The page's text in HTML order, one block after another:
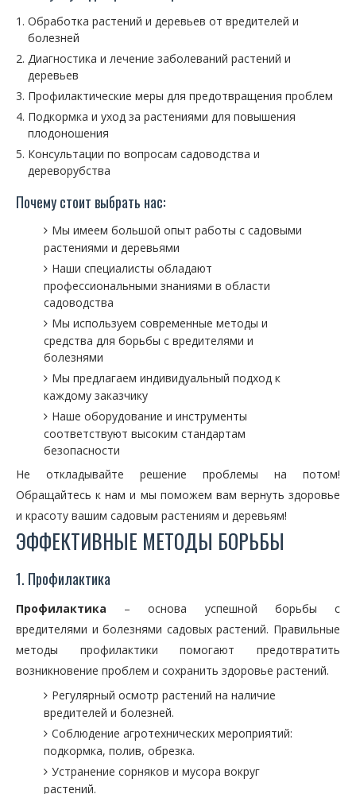
Обработка растений и деревьев от вредителей и
болезней
Диагностика и лечение заболеваний растений и
деревьев
Профилактические меры для предотвращения проблем
Подкормка и уход за растениями для повышения
плодоношения
Консультации по вопросам садоводства и
дереворубства
Почему стоит выбрать нас:
Мы имеем большой опыт работы с садовыми
растениями и деревьями
Наши специалисты обладают
профессиональными знаниями в области
садоводства
Мы используем современные методы и
средства для борьбы с вредителями и
болезнями
Мы предлагаем индивидуальный подход к
каждому заказчику
Наше оборудование и инструменты
соответствуют высоким стандартам
безопасности
Не откладывайте решение проблемы на потом!
Обращайтесь к нам и мы поможем вам вернуть здоровье
и красоту вашим садовым растениям и деревьям!
ЭФФЕКТИВНЫЕ МЕТОДЫ БОРЬБЫ
1. Профилактика
Профилактика – основа успешной борьбы с
вредителями и болезнями садовых растений. Правильные
методы профилактики помогают предотвратить
возникновение проблем и сохранить здоровье растений.
Регулярный осмотр растений на наличие
вредителей и болезней.
Соблюдение агротехнических мероприятий:
подкормка, полив, обрезка.
Устранение сорняков и мусора вокруг
растений.